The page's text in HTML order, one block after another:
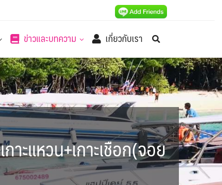
ข่าวและบทความ เกี่ยวกับเรา
าะแหวน+เกาะเชือก(จอย